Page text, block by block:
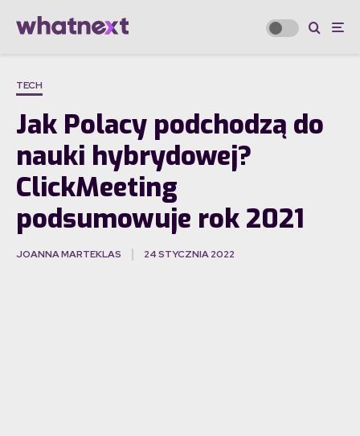
TECH
Jak Polacy podchodzą do
nauki hybrydowej?
ClickMeeting
podsumowuje rok 2021
JOANNA MARTEKLAS 24 STYCZNIA 2022